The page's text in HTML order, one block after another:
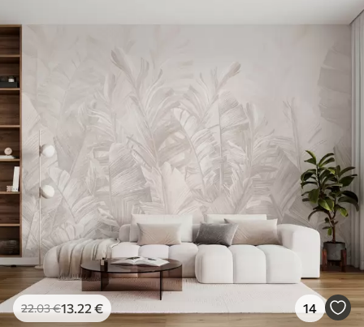
45
Premium vinil
.00 39 €/m²
Peel and Stick
81 .67 49 .00€ /m²
22.03€13 .22 € 14